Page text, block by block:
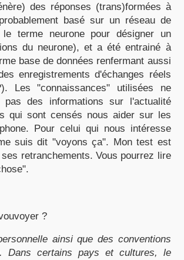
des réponses (trans)formées à
basé sur un réseau de
terme neurone pour désigner un
du neurone), et a été entrainé à
base de données renfermant aussi
enregistrements d'échanges réels
Les "connaissances" utilisées ne
des informations sur l'actualité
qui sont censés nous aider sur les
Pour celui qui nous intéresse
suis dit "voyons ça". Mon test est
retranchements. Vous pourrez lire
?
ainsi que des conventions
Dans certains pays et cultures, le